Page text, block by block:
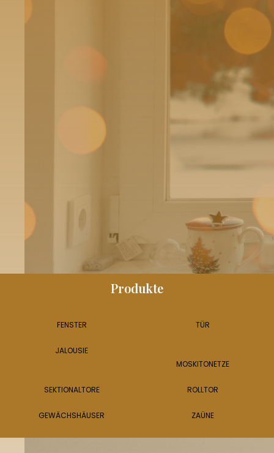
Produkte
FENSTER TÜR
JALOUSIE
MOSKITONETZE
SEKTIONALTORE ROLLTOR
GEWÄCHSHÄUSER ZAÜNE